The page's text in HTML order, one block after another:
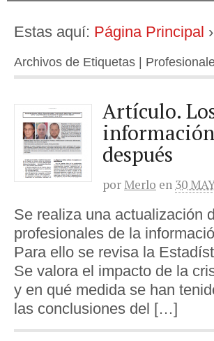
Estas aquí: Página Principal ›
Archivos de Etiquetas |
Artículo.
información
después
por Merlo en 30
Se realiza una actualización
profesionales de la
Para ello se revisa la
Se valora el impacto de la
y en qué medida se han
las conclusiones del […]